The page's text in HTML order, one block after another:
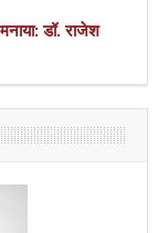
डॉ. राजेश